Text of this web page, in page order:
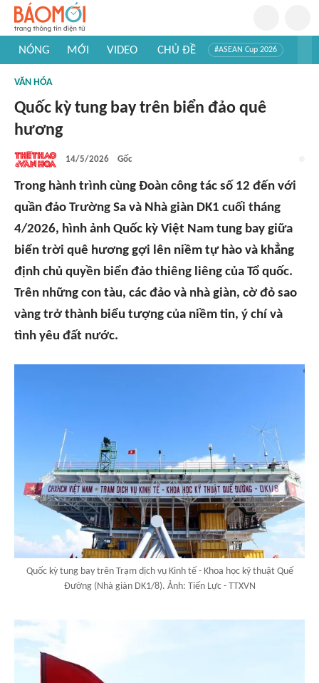
NÓNG MỚI VIDEO CHỦ ĐỀ #ASEAN Cup 2026
#Khám phá Việt Nam
VĂN HÓA
Quốc kỳ tung bay trên biển đảo quê
hương
14/5/2026 Gốc
Trong hành trình cùng Đoàn công tác số 12 đến với
quần đảo Trường Sa và Nhà giàn DK1 cuối tháng
4/2026, hình ảnh Quốc kỳ Việt Nam tung bay giữa
biển trời quê hương gợi lên niềm tự hào và khẳng
định chủ quyền biển đảo thiêng liêng của Tổ quốc.
Trên những con tàu, các đảo và nhà giàn, cờ đỏ sao
vàng trở thành biểu tượng của niềm tin, ý chí và
tình yêu đất nước.
Quốc kỳ tung bay trên Trạm dịch vụ Kinh tế - Khoa học kỹ thuật Quế
Đường (Nhà giàn DK1/8). Ảnh: Tiến Lực - TTXVN